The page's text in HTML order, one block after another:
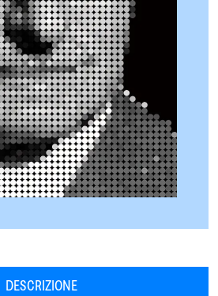
DESCRIZIONE